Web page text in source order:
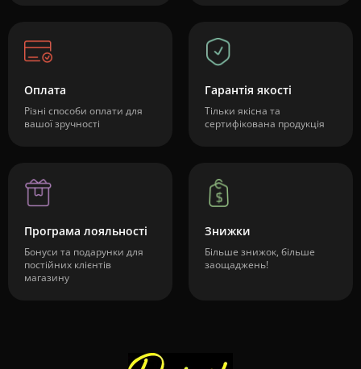
Оплата
Різні способи оплати для
вашої зручності
Гарантія якості
Тільки якісна та
сертифікована продукція
Програма лояльності
Бонуси та подарунки для
постійних клієнтів
магазину
Знижки
Більше знижок, більше
заощаджень!